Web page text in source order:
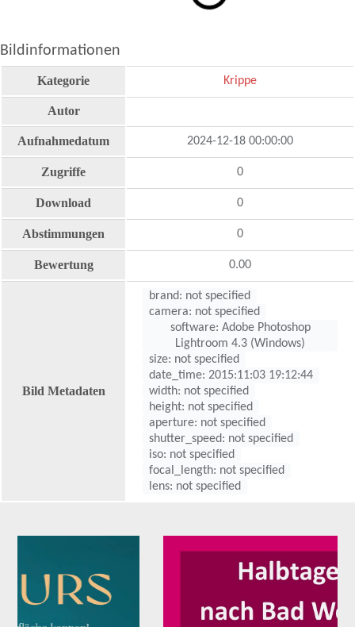
Bildinformationen
Kategorie Krippe
Autor
Aufnahmedatum 2024-12-18 00:00:00
Zugriffe 0
Download 0
Abstimmungen 0
Bewertung 0.00
Bild Metadaten
brand: not specified
camera: not specified
software: Adobe Photoshop
Lightroom 4.3 (Windows)
size: not specified
date_time: 2015:11:03 19:12:44
width: not specified
height: not specified
aperture: not specified
shutter_speed: not specified
iso: not specified
focal_length: not specified
lens: not specified